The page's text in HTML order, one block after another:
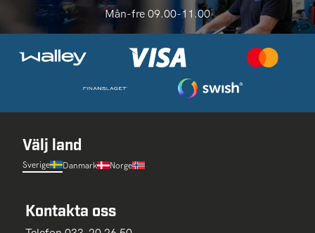
Mån-fre 09.00-11.00
Välj land
Sverige Danmark Norge
Kontakta oss